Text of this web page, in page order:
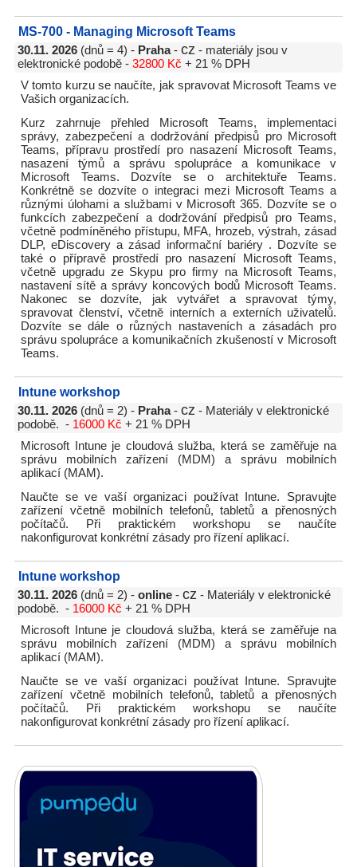
MS-700 - Managing Microsoft Teams
30.11. 2026 (dnů = 4) - Praha- cz - materiály jsou v
elektronické podobě - 32800 Kč + 21 % DPH
V tomto kurzu se naučíte, jak spravovat Microsoft Teams ve
Vašich organizacích.
Kurz zahrnuje přehled Microsoft Teams, implementaci
správy, zabezpečení a dodržování předpisů pro Microsoft
Teams, přípravu prostředí pro nasazení Microsoft Teams,
nasazení týmů a správu spolupráce a komunikace v
Microsoft Teams. Dozvíte se o architektuře Teams.
Konkrétně se dozvíte o integraci mezi Microsoft Teams a
různými úlohami a službami v Microsoft 365. Dozvíte se o
funkcích zabezpečení a dodržování předpisů pro Teams,
včetně podmíněného přístupu, MFA, hrozeb, výstrah, zásad
DLP, eDiscovery a zásad informační bariéry . Dozvíte se
také o přípravě prostředí pro nasazení Microsoft Teams,
včetně upgradu ze Skypu pro firmy na Microsoft Teams,
nastavení sítě a správy koncových bodů Microsoft Teams.
Nakonec se dozvíte, jak vytvářet a spravovat týmy,
spravovat členství, včetně interních a externích uživatelů.
Dozvíte se dále o různých nastaveních a zásadách pro
správu spolupráce a komunikačních zkušeností v Microsoft
Teams.
Intune workshop
30.11. 2026 (dnů = 2) - Praha- cz - Materiály v elektronické
podobě. - 16000 Kč + 21 % DPH
Microsoft Intune je cloudová služba, která se zaměřuje na
správu mobilních zařízení (MDM) a správu mobilních
aplikací (MAM).
Naučte se ve vaší organizaci používat Intune. Spravujte
zařízení včetně mobilních telefonů, tabletů a přenosných
počítačů. Při praktickém workshopu se naučíte
nakonfigurovat konkrétní zásady pro řízení aplikací.
Intune workshop
30.11. 2026 (dnů = 2) - online - cz - Materiály v elektronické
podobě. - 16000 Kč + 21 % DPH
Microsoft Intune je cloudová služba, která se zaměřuje na
správu mobilních zařízení (MDM) a správu mobilních
aplikací (MAM).
Naučte se ve vaší organizaci používat Intune. Spravujte
zařízení včetně mobilních telefonů, tabletů a přenosných
počítačů. Při praktickém workshopu se naučíte
nakonfigurovat konkrétní zásady pro řízení aplikací.